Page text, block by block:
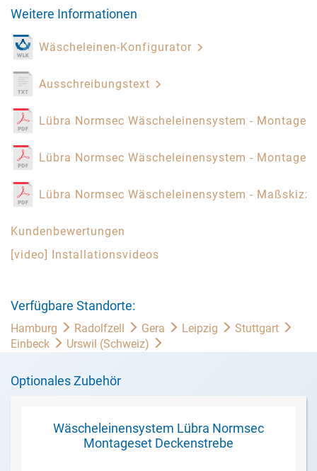
Weitere Informationen
Wäscheleinen-Konfigurator
Ausschreibungstext
Lübra Normsec Wäscheleinensystem -
Lübra Normsec Wäscheleinensystem -
Lübra Normsec Wäscheleinensystem -
Kundenbewertungen
[video] Installationsvideos
Verfügbare Standorte:
Hamburg Radolfzell Gera Leipzig
Stuttgart
Einbeck
Urswil (Schweiz)
Optionales Zubehör
Wäscheleinensystem Lübra Normsec
Montageset Deckenstrebe